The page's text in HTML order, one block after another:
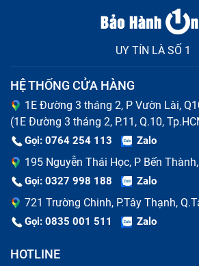
hoặc dọc, gây khó chịu khi sử dụng.
hình nhấp nháy liên tục, đó có thể là
cố về phần cứng hoặc phần mềm.
bị tối đen, tối mờ hoặc không lên là
UY TÍN LÀ SỐ 1
HỆ THỐNG CỬA HÀNG
1E Đường 3 tháng 2, P Vườn Lài,
(1E Đường 3 tháng 2, P.11, Q.10,
Gọi: 0764 254 113 Zalo
195 Nguyễn Thái Học, P Bến
Gọi: 0327 998 188 Zalo
721 Trường Chinh, P.Tây Thạnh,
Gọi: 0835 001 511 Zalo
HOTLINE